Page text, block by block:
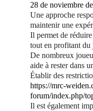
28 de noviembre
Une approche
maintenir une
Il permet de
tout en profitant du
De nombreux
aide à rester dans
Établir des
https://mrc-
forum/index.php/
Il est également